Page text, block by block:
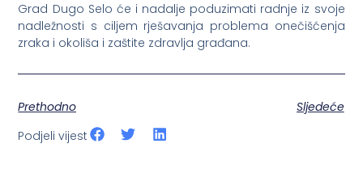
Grad Dugo Selo će i nadalje poduzimati radnje iz svoje
nadležnosti s ciljem rješavanja problema onečišćenja
zraka i okoliša i zaštite zdravlja građana.
Prethodno
Sljedeće
Podjeli vijest